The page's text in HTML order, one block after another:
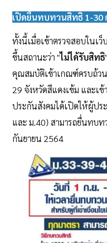
เปิดยื่นทบทวนสิทธิ 1-30
ทั้งนี้เมื่อเข้าตรวจสอบในเว็
ขึ้นสถานะว่า "ไม่ได้รับสิทธิ
คุณสมบัติเข้าเกณฑ์ครบถ้ว
29 จังหวัดสีแดงเข้ม และเ
ประกันสังคมได้เปิดให้ผู้ปร
และ ม.40) สามารถยื่นทบ
กันยายน 2564